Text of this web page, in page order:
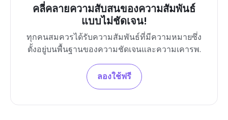
คลี่คลายความสับสนของความสัมพันธ์
แบบไม่ชัดเจน!
ทุกคนสมควรได้รับความสัมพันธ์ที่มีความหมายซึ่ง
ตั้งอยู่บนพื้นฐานของความชัดเจนและความเคารพ.
ลองใช้ฟรี